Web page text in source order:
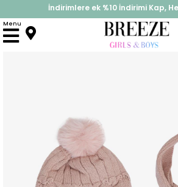
%30 Sepette Yaz İndirimi,
İndirimlere ek %10 İndirimi Kap,
Menu
Anasayfa Atkı & Bere